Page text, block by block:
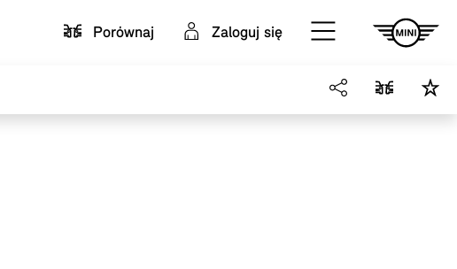
Porównaj
Zaloguj się